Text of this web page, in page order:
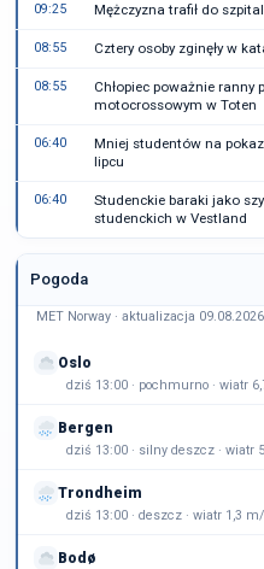
09:25 Mężczyzna trafił do
08:55 Cztery osoby zginęły w
08:55
Chłopiec poważnie
motocrossowym w Toten
06:40
Mniej studentów na
lipcu
06:40
Studenckie baraki jako
studenckich w Vestland
Pogoda
MET Norway · aktualizacja
Oslo
dziś 13:00 · pochmurno · wiatr
Bergen
dziś 13:00 · silny deszcz · wiatr
Trondheim
dziś 13:00 · deszcz · wiatr 1,3
Bodø